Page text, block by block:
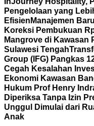
Pengelolaan yang
Efisien Manajemen
Koreksi Pembukuan
Mangrove di Kawasan
Sulawesi Tengah
Group (IFG) Pangkas
Cegah Kesalahan
Ekonomi Kawasan
Hukum Prof Henry
Diperiksa Tanpa Izin
Unggul Dimulai dari
Anak